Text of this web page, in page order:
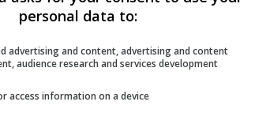
personal data to:
advertising and content, advertising and content
audience research and services development
access information on a device